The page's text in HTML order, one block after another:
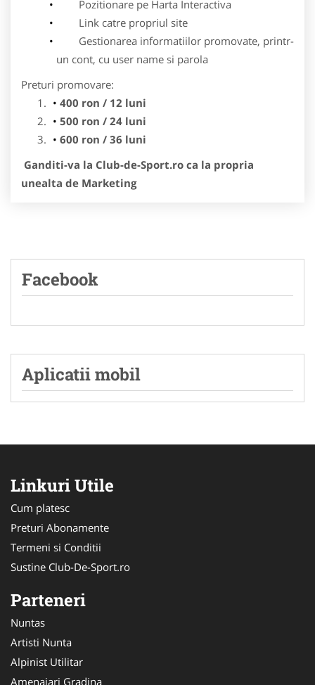
Pozitionare pe Harta Interactiva
Link catre propriul site
Gestionarea informatiilor promovate, printr-
un cont, cu user name si parola
Preturi promovare:
400 ron / 12 luni
500 ron / 24 luni
600 ron / 36 luni
Ganditi-va la Club-de-Sport.ro ca la propria
unealta de Marketing
Facebook
Aplicatii mobil
Linkuri Utile
Cum platesc
Preturi Abonamente
Termeni si Conditii
Sustine Club-De-Sport.ro
Parteneri
Nuntas
Artisti Nunta
Alpinist Utilitar
Amenajari Gradina